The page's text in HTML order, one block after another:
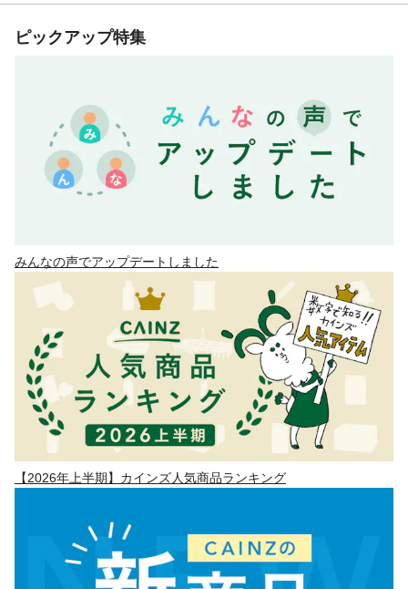
ピックアップ特集
みんなの声でアップデートしました
【2026年上半期】カインズ人気商品ランキング